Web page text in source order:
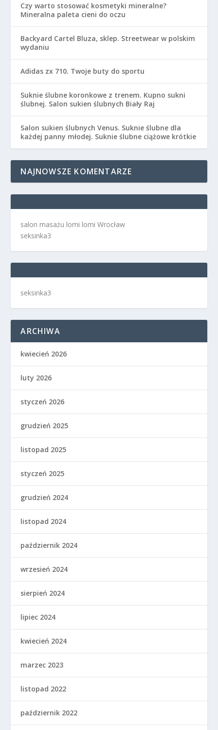
Czy warto stosować kosmetyki mineralne?
Mineralna paleta cieni do oczu
Backyard Cartel Bluza, sklep. Streetwear w polskim
wydaniu
Adidas zx 710. Twoje buty do sportu
Suknie ślubne koronkowe z trenem. Kupno sukni
ślubnej. Salon sukien ślubnych Biały Raj
Salon sukien ślubnych Venus. Suknie ślubne dla
każdej panny młodej. Suknie ślubne ciążowe krótkie
NAJNOWSZE KOMENTARZE
salon masażu lomi lomi Wrocław
seksinka3
seksinka3
ARCHIWA
kwiecień 2026
luty 2026
styczeń 2026
grudzień 2025
listopad 2025
styczeń 2025
grudzień 2024
listopad 2024
październik 2024
wrzesień 2024
sierpień 2024
lipiec 2024
kwiecień 2024
marzec 2023
listopad 2022
październik 2022